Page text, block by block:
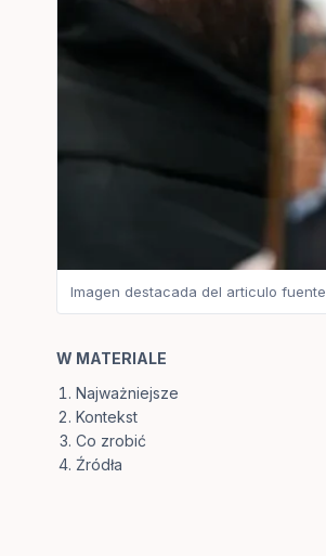
Imagen destacada del articulo fuente
W MATERIALE
Najważniejsze
Kontekst
Co zrobić
Źródła